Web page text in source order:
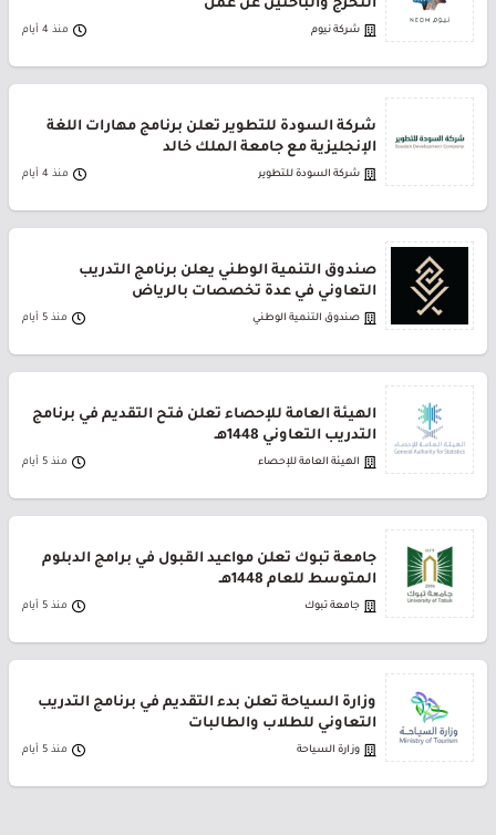
التخرج والباحثين عن عمل
شركة نيوم منذ 4 أيام
شركة السودة للتطوير تعلن برنامج مهارات اللغة
الإنجليزية مع جامعة الملك خالد
شركة السودة للتطوير منذ 4 أيام
صندوق التنمية الوطني يعلن برنامج التدريب
التعاوني في عدة تخصصات بالرياض
صندوق التنمية الوطني منذ 5 أيام
الهيئة العامة للإحصاء تعلن فتح التقديم في برنامج
التدريب التعاوني 1448هـ
الهيئة العامة للإحصاء منذ 5 أيام
جامعة تبوك تعلن مواعيد القبول في برامج الدبلوم
المتوسط للعام 1448هـ
جامعة تبوك منذ 5 أيام
وزارة السياحة تعلن بدء التقديم في برنامج التدريب
التعاوني للطلاب والطالبات
وزارة السياحة منذ 5 أيام